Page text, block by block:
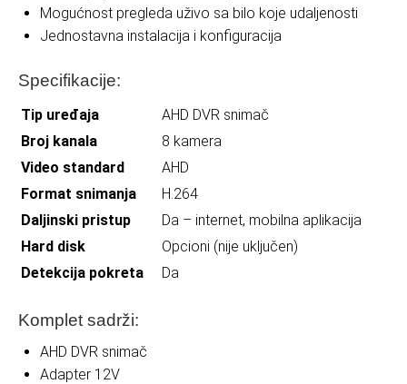
Mogućnost pregleda uživo sa bilo koje udaljenosti
Jednostavna instalacija i konfiguracija
Specifikacije:
Tip uređaja
AHD DVR snimač
Broj kanala
8 kamera
Video standard
AHD
Format snimanja
H.264
Daljinski pristup
Da – internet, mobilna aplikacija
Hard disk
Opcioni (nije uključen)
Detekcija pokreta
Da
Komplet sadrži:
AHD DVR snimač
Adapter 12V